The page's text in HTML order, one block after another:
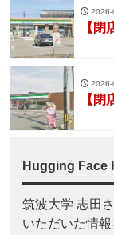
2026-
【閉
2026-
【閉
Hugging Face
筑波大学 志田
いただいた情